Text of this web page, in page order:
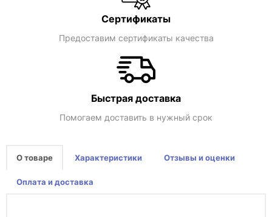
Сертификаты
Предоставим сертификаты качества
Быстрая доставка
Помогаем доставить в нужный срок
О товаре Характеристики Отзывы и оценки
Оплата и доставка